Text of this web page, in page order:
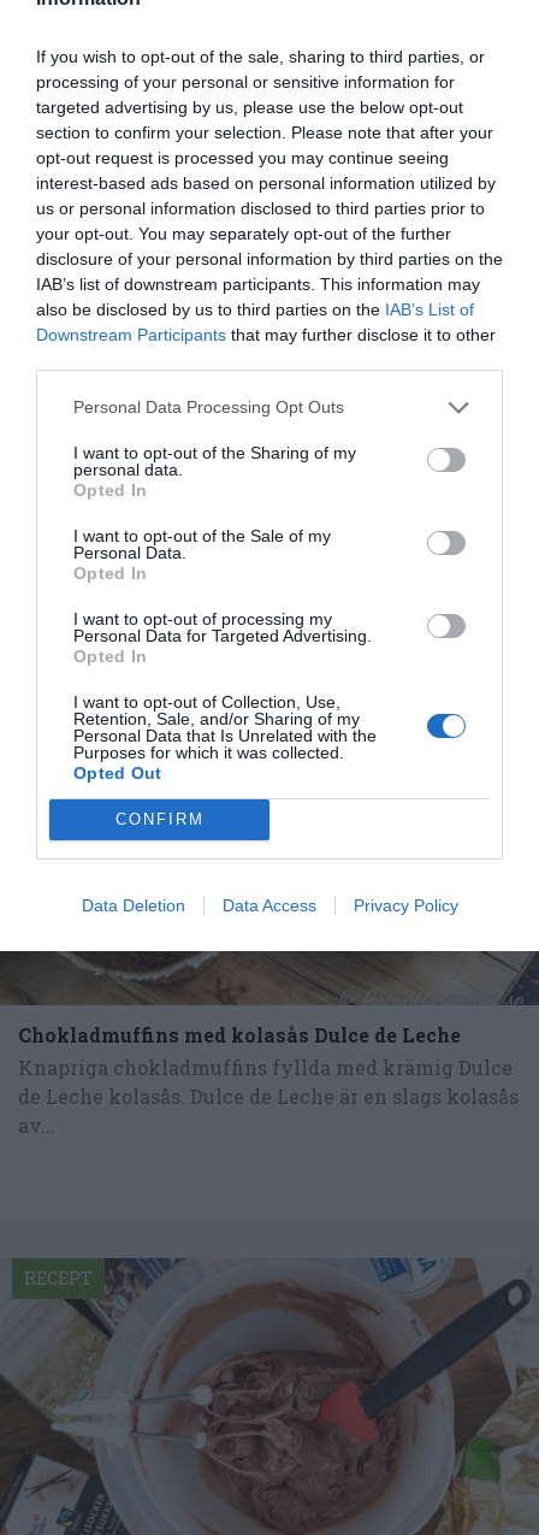
If you wish to opt-out of the sale, sharing to third parties, or
processing of your personal or sensitive information for
targeted advertising by us, please use the below opt-out
section to confirm your selection. Please note that after your
opt-out request is processed you may continue seeing
interest-based ads based on personal information utilized by
us or personal information disclosed to third parties prior to
your opt-out. You may separately opt-out of the further
disclosure of your personal information by third parties on the
IAB’s list of downstream participants. This information may
also be disclosed by us to third parties on the IAB’s List of
Downstream Participants that may further disclose it to other
Personal Data Processing Opt Outs
I want to opt-out of the Sharing of my
personal data.
Opted In
I want to opt-out of the Sale of my
Personal Data.
Opted In
I want to opt-out of processing my
Personal Data for Targeted Advertising.
Opted In
I want to opt-out of Collection, Use,
Retention, Sale, and/or Sharing of my
Personal Data that Is Unrelated with the
Purposes for which it was collected.
Opted Out
CONFIRM
Data Deletion Data Access Privacy Policy
Kolasås
En klassisk kolasås kokt med socker, sirap och
RECEPT
Chokladmuffins med kolasås Dulce de Leche
Knapriga chokladmuffins fyllda med krämig Dulce
de Leche kolasås. Dulce de Leche är en slags kolasås
av...
RECEPT
RECEPT